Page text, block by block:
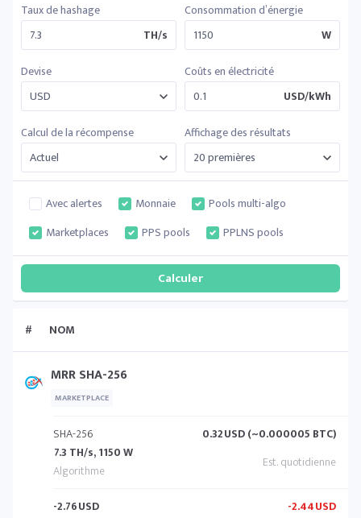
Taux de hashage
TH/s
Consommation d’énergie
W
Devise
Coûts en électricité
USD/kWh
Calcul de la récompense
Affichage des résultats
Avec alertes Monnaie
Pools multi-algo
Marketplaces
PPS pools PPLNS pools
# NOM
MRR SHA-256
MARKETPLACE
SHA-256
7.3 TH/s, 1150 W
0.32USD (~0.000005 BTC)
-2.76USD -2.44USD